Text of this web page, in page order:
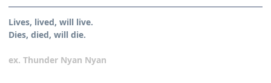
Lives, lived, will live.
Dies, died, will die.
ex. Thunder Nyan Nyan